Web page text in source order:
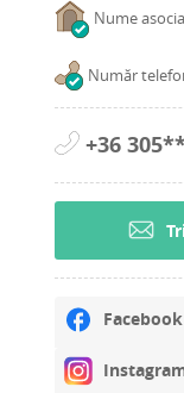
Nume
Număr
+36
Facebook